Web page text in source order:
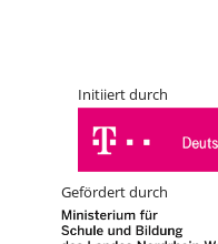
Initiiert durch
Gefördert durch